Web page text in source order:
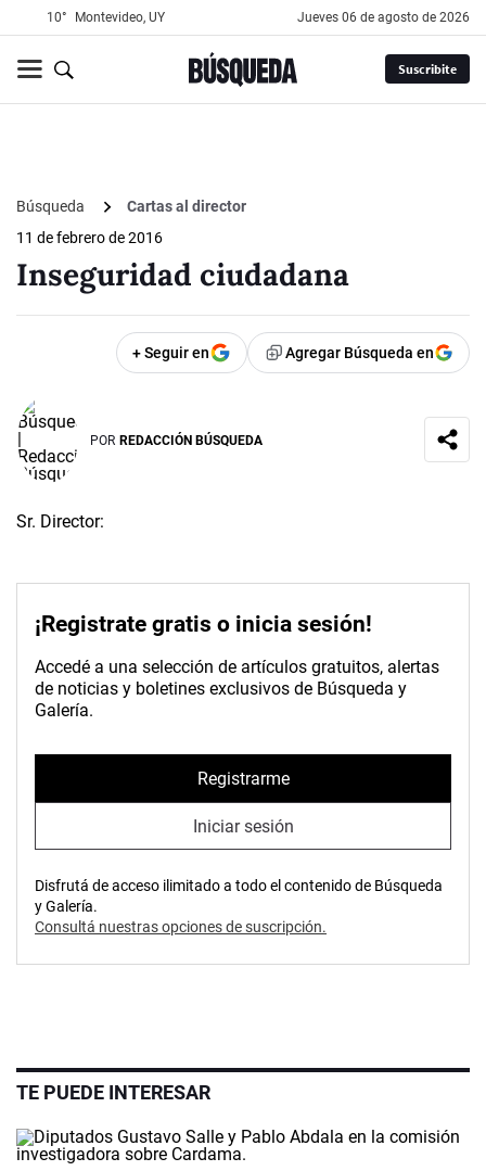
10° Montevideo, UY jueves 06 de agosto de 2026
Suscribite
Búsqueda
Cartas al director
11 de febrero de 2016
Inseguridad ciudadana
+ Seguir en Agregar Búsqueda en
POR REDACCIÓN BÚSQUEDA
Sr. Director:
¡Registrate gratis o inicia sesión!
Accedé a una selección de artículos gratuitos, alertas
de noticias y boletines exclusivos de Búsqueda y
Galería.
Registrarme
Iniciar sesión
Disfrutá de acceso ilimitado a todo el contenido de Búsqueda
y Galería.
Consultá nuestras opciones de suscripción.
TE PUEDE INTERESAR